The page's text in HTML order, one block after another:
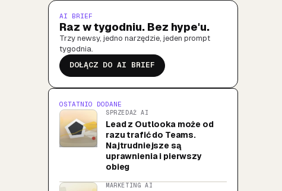
AI BRIEF
Raz w tygodniu. Bez hype'u.
Trzy newsy, jedno narzędzie, jeden prompt
tygodnia.
DOŁĄCZ DO AI BRIEF
OSTATNIO DODANE
SPRZEDAŻ AI
Lead z Outlooka może od
razu trafić do Teams.
Najtrudniejsze są
uprawnienia i pierwszy
obieg
MARKETING AI